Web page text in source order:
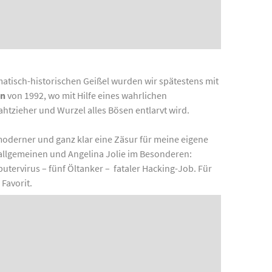
historischen Geißel wurden wir spätestens mit
von 1992, wo mit Hilfe eines wahrlichen
und Wurzel alles Bösen entlarvt wird.
und ganz klar eine Zäsur für meine eigene
und Angelina Jolie im Besonderen:
– fünf Öltanker – fataler Hacking-Job. Für